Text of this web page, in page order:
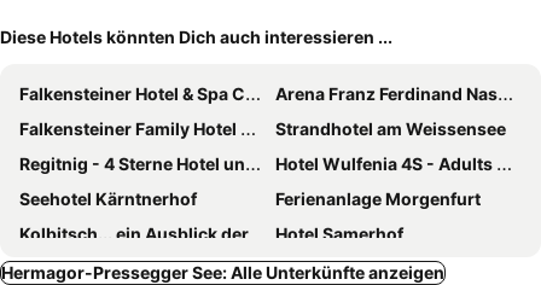
Diese Hotels könnten Dich auch interessieren ...
Falkensteiner Hotel & Spa Carinzia
Arena Franz Ferdinand Nassfeld
Falkensteiner Family Hotel Sonnenalpe
Strandhotel am Weissensee
Regitnig - 4 Sterne Hotel und Chalets
Hotel Wulfenia 4S - Adults Only
Seehotel Kärntnerhof
Ferienanlage Morgenfurt
Kolbitsch... ein Ausblick der verzaubert
Hotel Samerhof
Hotel Schloss Lerchenhof
Aldiana Club Schlanitzen Alm
Hermagor-Pressegger See: Alle Unterkünfte anzeigen